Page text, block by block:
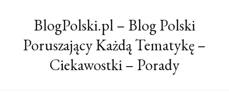
BlogPolski.pl – Blog Polski
Poruszający Każdą Tematykę –
Ciekawostki – Porady